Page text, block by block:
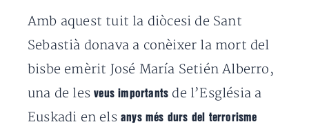
Amb aquest tuit la diòcesi de Sant
Sebastià donava a conèixer la mort del
bisbe emèrit José María Setién Alberro,
una de les veus importants de l’Església a
Euskadi en els anys més durs del terrorisme